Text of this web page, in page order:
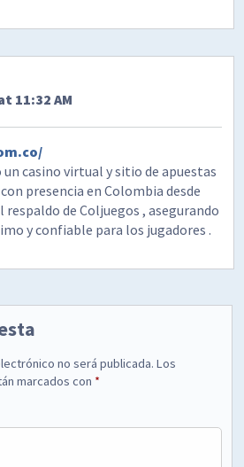
11:32 AM
casino virtual y sitio de apuestas
presencia en Colombia desde
respaldo de Coljuegos , asegurando
y confiable para los jugadores .
no será publicada. Los
marcados con *